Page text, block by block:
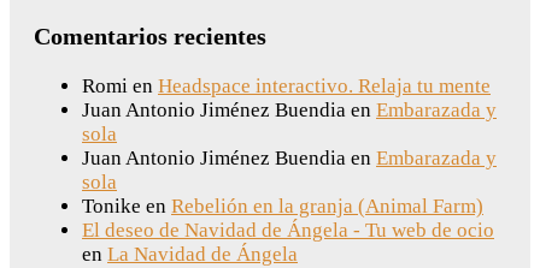
Comentarios recientes
Romi en Headspace interactivo. Relaja tu mente
Juan Antonio Jiménez Buendia en Embarazada y
sola
Juan Antonio Jiménez Buendia en Embarazada y
sola
Tonike en Rebelión en la granja (Animal Farm)
El deseo de Navidad de Ángela - Tu web de ocio
en La Navidad de Ángela